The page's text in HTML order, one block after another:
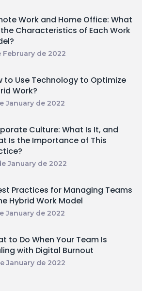
Work and Home Office: What
Characteristics of Each Work
February de 2022
to Use Technology to Optimize
Work?
January de 2022
Culture: What Is It, and
Is the Importance of This
January de 2022
Practices for Managing Teams
Hybrid Work Model
January de 2022
to Do When Your Team Is
with Digital Burnout
January de 2022